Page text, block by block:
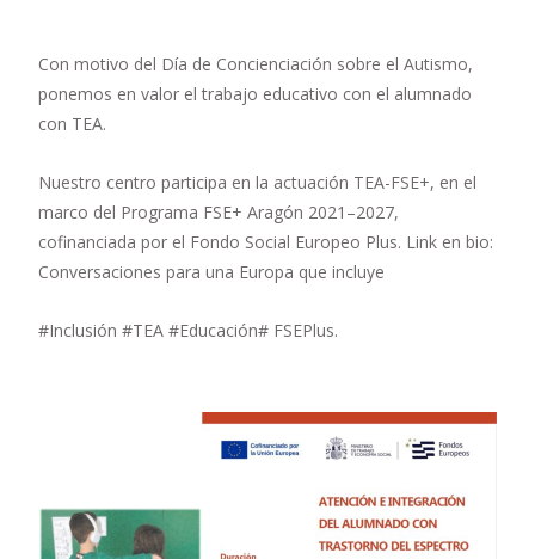
Con motivo del Día de Concienciación sobre el Autismo,
ponemos en valor el trabajo educativo con el alumnado
con TEA.
Nuestro centro participa en la actuación TEA-FSE+, en el
marco del Programa FSE+ Aragón 2021–2027,
cofinanciada por el Fondo Social Europeo Plus. Link en bio:
Conversaciones para una Europa que incluye
#Inclusión #TEA #Educación# FSEPlus.